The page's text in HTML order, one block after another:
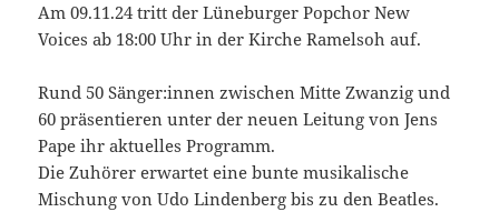
Am 09.11.24 tritt der Lüneburger Popchor New
Voices ab 18:00 Uhr in der Kirche Ramelsoh auf.
Rund 50 Sänger:innen zwischen Mitte Zwanzig und
60 präsentieren unter der neuen Leitung von Jens
Pape ihr aktuelles Programm.
Die Zuhörer erwartet eine bunte musikalische
Mischung von Udo Lindenberg bis zu den Beatles.